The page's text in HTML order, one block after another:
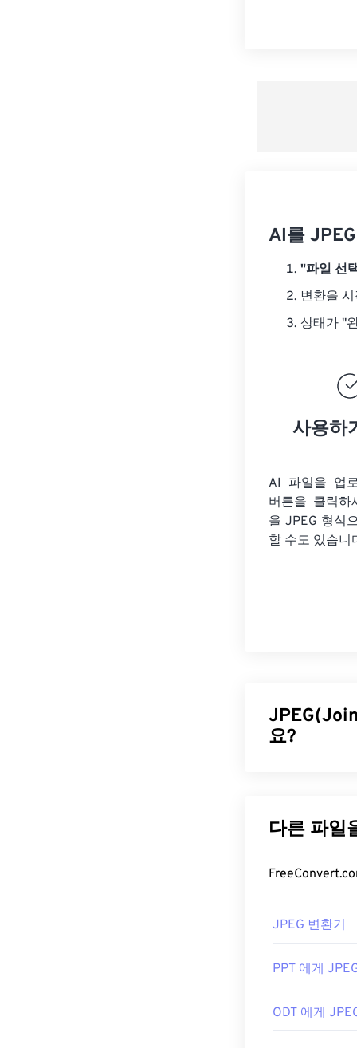
AI를
"파일 선
변환을
상태가 "
사용하
AI 파일을 업
버튼을 클릭
을 JPEG 형식
할 수도 있습니
요?
JPEG 파일은
JPEG 압축 도
더 나은 압축
JPEG 파
JPEG 파일을
램"을 선택하세
JPEG 변환기
PPT 에게
ODT 에게